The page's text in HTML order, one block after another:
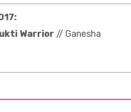
Warrior // Ganesha